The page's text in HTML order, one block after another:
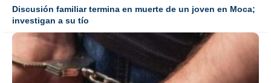
Discusión familiar termina en muerte de un joven en Moca;
investigan a su tío